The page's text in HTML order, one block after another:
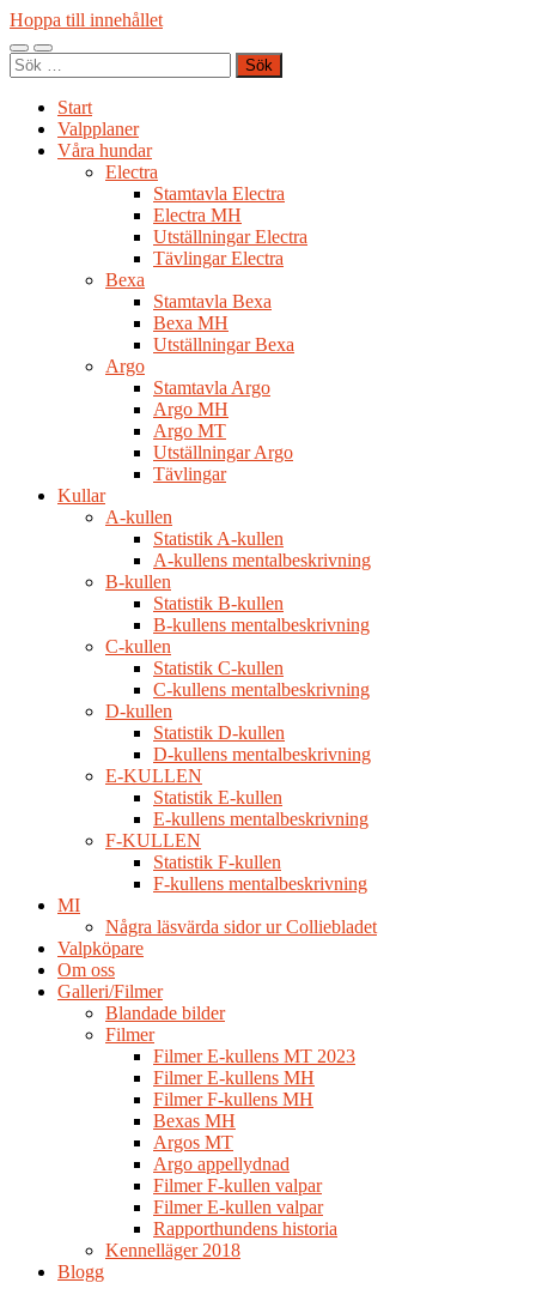
Hoppa till innehållet
Slå
på/av
Slå
på/av
Sök
efter:
Start
Valpplaner
Våra hundar
Electra
Stamtavla Electra
Electra MH
Utställningar Electra
Tävlingar Electra
Bexa
Stamtavla Bexa
Bexa MH
Utställningar Bexa
Argo
Stamtavla Argo
Argo MH
Argo MT
Utställningar Argo
Tävlingar
Kullar
A-kullen
Statistik A-kullen
A-kullens mentalbeskrivning
B-kullen
Statistik B-kullen
B-kullens mentalbeskrivning
C-kullen
Statistik C-kullen
C-kullens mentalbeskrivning
D-kullen
Statistik D-kullen
D-kullens mentalbeskrivning
E-KULLEN
Statistik E-kullen
E-kullens mentalbeskrivning
F-KULLEN
Statistik F-kullen
F-kullens mentalbeskrivning
MI
Några läsvärda sidor ur Colliebladet
Valpköpare
Om oss
Galleri/Filmer
Blandade bilder
Filmer
Filmer E-kullens MT 2023
Filmer E-kullens MH
Filmer F-kullens MH
Bexas MH
Argos MT
Argo appellydnad
Filmer F-kullen valpar
Filmer E-kullen valpar
Rapporthundens historia
Kennelläger 2018
Blogg